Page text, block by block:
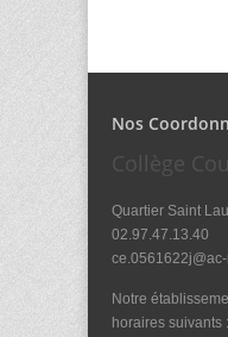
Nos
Collège
Quartier Saint
02.97.47.13.40
Notre
horaires suivants :